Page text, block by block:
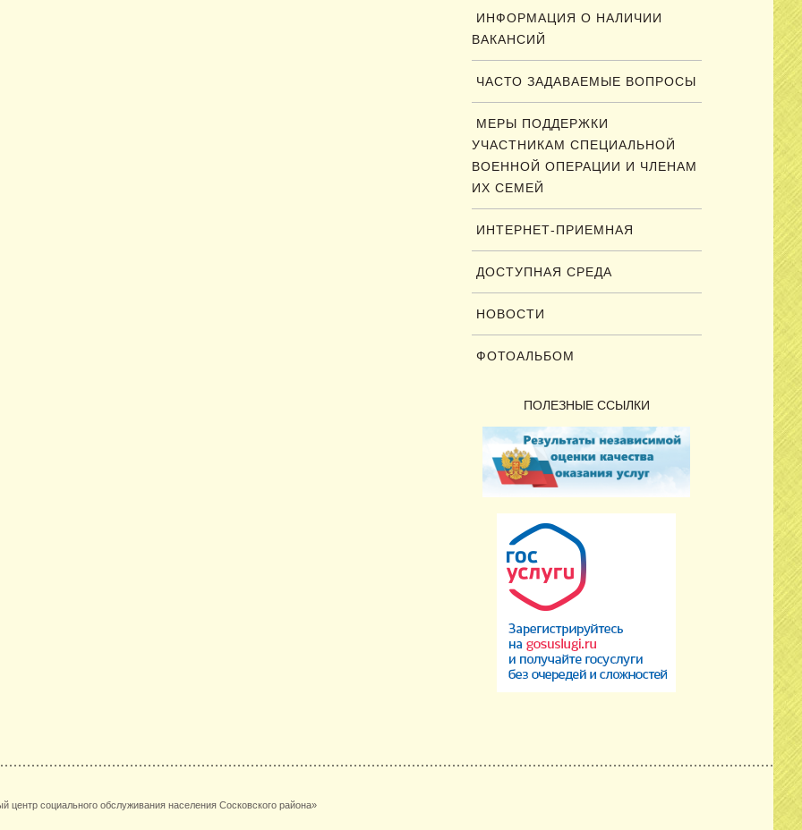
ИНФОРМАЦИЯ О НАЛИЧИИ
ВАКАНСИЙ
ЧАСТО ЗАДАВАЕМЫЕ ВОПРОСЫ
МЕРЫ ПОДДЕРЖКИ
УЧАСТНИКАМ СПЕЦИАЛЬНОЙ
ВОЕННОЙ ОПЕРАЦИИ И ЧЛЕНАМ
ИХ СЕМЕЙ
ИНТЕРНЕТ-ПРИЕМНАЯ
ДОСТУПНАЯ СРЕДА
НОВОСТИ
ФОТОАЛЬБОМ
ПОЛЕЗНЫЕ ССЫЛКИ
центр социального обслуживания населения Сосковского района»